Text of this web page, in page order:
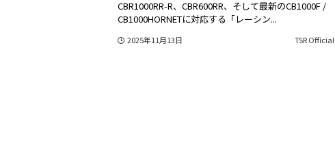
CBR1000RR-R、CBR600RR、そして最新のCB1000F /
CB1000HORNETに対応する「レーシン...
2025年11月13日 TSR Official